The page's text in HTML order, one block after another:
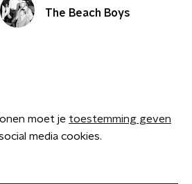
The Beach Boys
moet je toestemming geven
media cookies.